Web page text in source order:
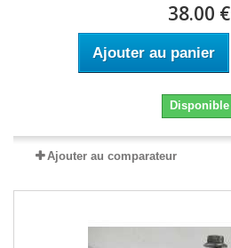
38.00 €
Ajouter au panier
Disponible
Ajouter au comparateur